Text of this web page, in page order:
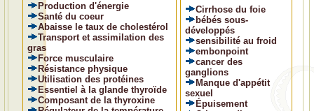
Production d'énergie
Santé du coeur
Abaisse le taux de cholestérol
Transport et assimilation des
gras
Force musculaire
Résistance physique
Utilisation des protéines
Essentiel à la glande thyroïde
Composant de la thyroxine
Cirrhose du foie
bébés sous-
développés
sensibilité au froid
embonpoint
cancer des
ganglions
Manque d'appétit
sexuel
Épuisement